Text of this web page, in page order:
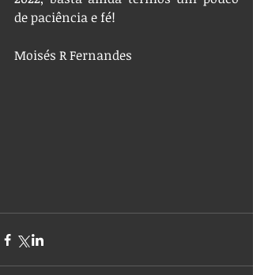
de paciência e fé!
Moisés R Fernandes